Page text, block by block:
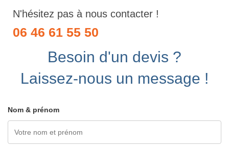
N'hésitez pas à nous contacter !
06 46 61 55 50
Besoin d'un devis ?
Laissez-nous un message !
Nom & prénom